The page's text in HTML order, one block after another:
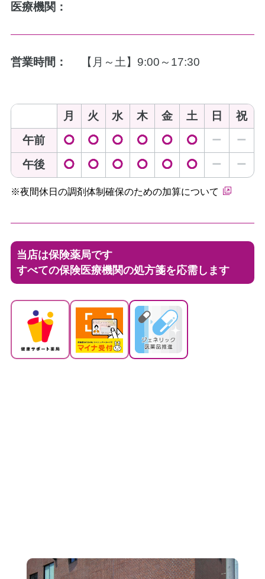
医療機関：
営業時間： 【月～土】9:00～17:30
月 火 水 木 金 土 日
祝
午前
◯ ◯ ◯ ◯ ◯ ◯ ー ー
午後 ◯ ◯ ◯ ◯ ◯ ◯ ー ー
※夜間休日の調剤体制確保のための加算について
当店は保険薬局です
すべての保険医療機関の処方箋を応需します